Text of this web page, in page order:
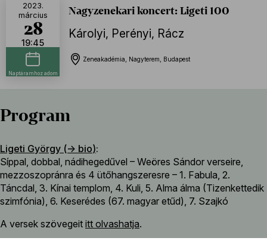
Nagyzenekari koncert: Ligeti 100
Károlyi, Perényi, Rácz
Zeneakadémia, Nagyterem, Budapest
2023.
március
28
19:45
Naptáramhoz adom
Program
Ligeti György (→ bio):
Síppal, dobbal, nádihegedűvel – Weöres Sándor verseire,
mezzoszopránra és 4 ütőhangszeresre – 1. Fabula, 2.
Táncdal, 3. Kínai templom, 4. Kuli, 5. Alma álma (Tizenkettedik
szimfónia), 6. Keserédes (67. magyar etűd), 7. Szajkó
A versek szövegeit itt olvashatja.